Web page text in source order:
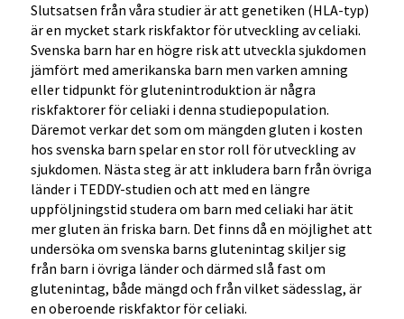
Slutsatsen från våra studier är att genetiken (HLA-typ)
är en mycket stark riskfaktor för utveckling av celiaki.
Svenska barn har en högre risk att utveckla sjukdomen
jämfört med amerikanska barn men varken amning
eller tidpunkt för glutenintroduktion är några
riskfaktorer för celiaki i denna studiepopulation.
Däremot verkar det som om mängden gluten i kosten
hos svenska barn spelar en stor roll för utveckling av
sjukdomen. Nästa steg är att inkludera barn från övriga
länder i TEDDY-studien och att med en längre
uppföljningstid studera om barn med celiaki har ätit
mer gluten än friska barn. Det finns då en möjlighet att
undersöka om svenska barns glutenintag skiljer sig
från barn i övriga länder och därmed slå fast om
glutenintag, både mängd och från vilket sädesslag, är
en oberoende riskfaktor för celiaki.